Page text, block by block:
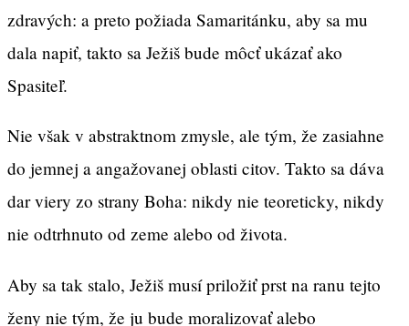
zdravých: a preto požiada Samaritánku, aby sa mu
dala napiť, takto sa Ježiš bude môcť ukázať ako
Spasiteľ.
Nie však v abstraktnom zmysle, ale tým, že zasiahne
do jemnej a angažovanej oblasti citov. Takto sa dáva
dar viery zo strany Boha: nikdy nie teoreticky, nikdy
nie odtrhnuto od zeme alebo od života.
Aby sa tak stalo, Ježiš musí priložiť prst na ranu tejto
ženy nie tým, že ju bude moralizovať alebo